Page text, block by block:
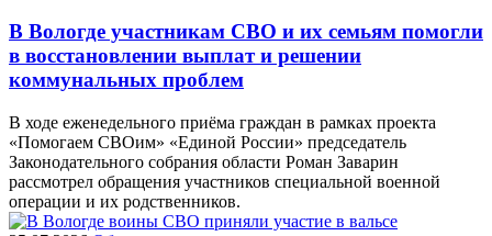
В Вологде участникам СВО и их семьям помогли
в восстановлении выплат и решении
коммунальных проблем
В ходе еженедельного приёма граждан в рамках проекта
«Помогаем СВОим» «Единой России» председатель
Законодательного собрания области Роман Заварин
рассмотрел обращения участников специальной военной
операции и их родственников.